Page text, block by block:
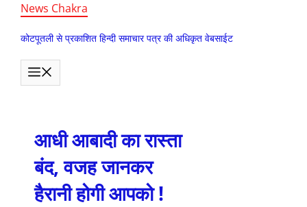
content
News Chakra
कोटपूतली से प्रकाशित हिन्दी समाचार पत्र की अधिकृत वेबसाईट
आधी आबादी का रास्ता
बंद, वजह जानकर
हैरानी होगी आपको !